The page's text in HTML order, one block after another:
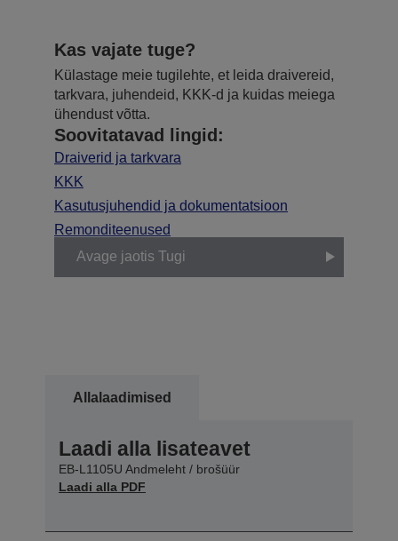
Kas vajate tuge?
Külastage meie tugilehte, et leida draivereid,
tarkvara, juhendeid, KKK-d ja kuidas meiega
ühendust võtta.
Soovitatavad lingid:
Draiverid ja tarkvara
KKK
Kasutusjuhendid ja dokumentatsioon
Remonditeenused
Avage jaotis Tugi
Allalaadimised
Laadi alla lisateavet
EB-L1105U Andmeleht / brošüür
Laadi alla PDF